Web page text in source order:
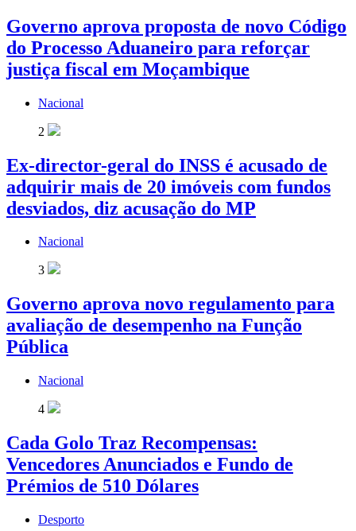
Governo aprova proposta de novo Código
do Processo Aduaneiro para reforçar
justiça fiscal em Moçambique
Nacional
2
Ex-director-geral do INSS é acusado de
adquirir mais de 20 imóveis com fundos
desviados, diz acusação do MP
Nacional
3
Governo aprova novo regulamento para
avaliação de desempenho na Função
Pública
Nacional
4
Cada Golo Traz Recompensas:
Vencedores Anunciados e Fundo de
Prémios de 510 Dólares
Desporto